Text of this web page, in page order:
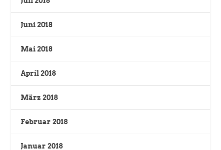
Juni 2018
Mai 2018
April 2018
März 2018
Februar 2018
Januar 2018